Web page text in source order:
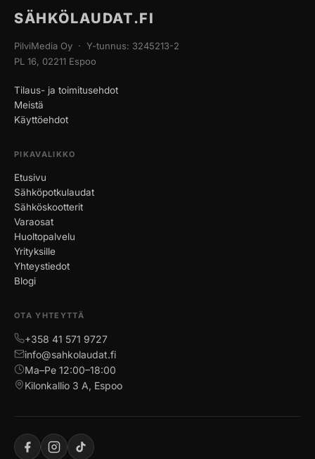
SÄHKÖLAUDAT.FI
PilviMedia Oy · Y-tunnus: 3245213-2
PL 16, 02211 Espoo
Tilaus- ja toimitusehdot
Meistä
Käyttöehdot
PIKAVALIKKO
Etusivu
Sähköpotkulaudat
Sähköskootterit
Varaosat
Huoltopalvelu
Yrityksille
Yhteystiedot
Blogi
OTA YHTEYTTÄ
+358 41 571 9727
info@sahkolaudat.fi
Ma–Pe 12:00–18:00
Kilonkallio 3 A, Espoo